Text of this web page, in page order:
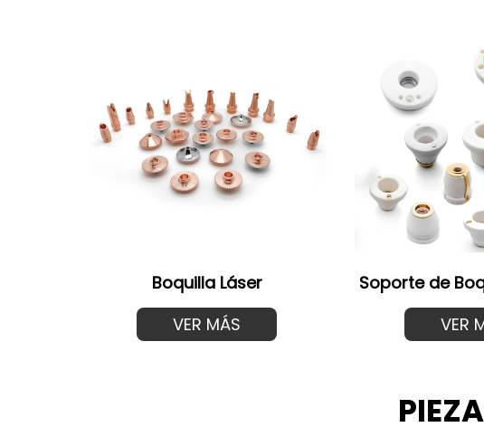
Boquilla Láser
VER MÁS
Soporte de
VER